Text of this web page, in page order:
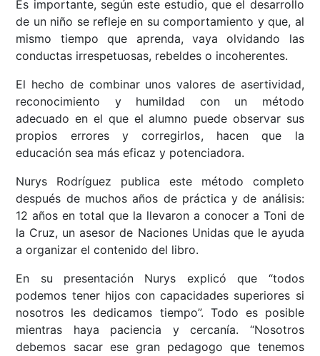
Es importante, según este estudio, que el desarrollo
de un niño se refleje en su comportamiento y que, al
mismo tiempo que aprenda, vaya olvidando las
conductas irrespetuosas, rebeldes o incoherentes.
El hecho de combinar unos valores de asertividad,
reconocimiento y humildad con un método
adecuado en el que el alumno puede observar sus
propios errores y corregirlos, hacen que la
educación sea más eficaz y potenciadora.
Nurys Rodríguez publica este método completo
después de muchos años de práctica y de análisis:
12 años en total que la llevaron a conocer a Toni de
la Cruz, un asesor de Naciones Unidas que le ayuda
a organizar el contenido del libro.
En su presentación Nurys explicó que “todos
podemos tener hijos con capacidades superiores si
nosotros les dedicamos tiempo”. Todo es posible
mientras haya paciencia y cercanía. “Nosotros
debemos sacar ese gran pedagogo que tenemos